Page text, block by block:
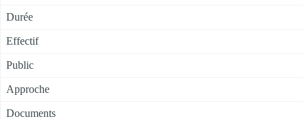
Durée
Effectif
Public
Approche
Documents